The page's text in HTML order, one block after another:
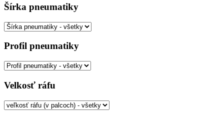
Šírka pneumatiky
Profil pneumatiky
Velkosť ráfu